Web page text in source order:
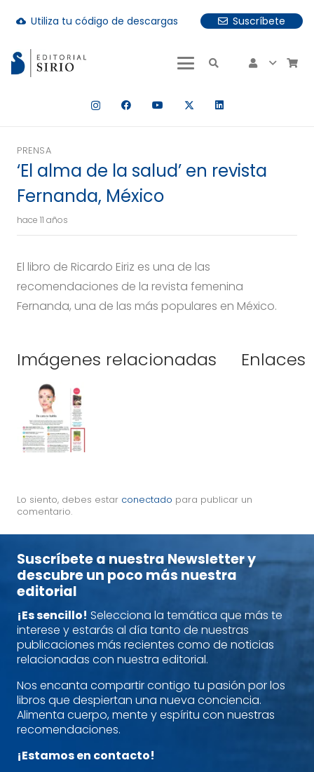
cloud_download Utiliza tu código de descargas
Suscríbete
hay resultados autocompletados, puedes utilizar las
PRENSA
‘El alma de la salud’ en revista
Fernanda, México
hace 11 años
El libro de Ricardo Eiriz es una de las
recomendaciones de la revista femenina
Fernanda, una de las más populares en México.
Imágenes relacionadas Enlaces
Lo siento, debes estar conectado para publicar un
comentario.
Suscríbete a nuestra Newsletter y
descubre un poco más nuestra
editorial
¡Es sencillo! Selecciona la temática que más te
interese y estarás al día tanto de nuestras
publicaciones más recientes como de noticias
relacionadas con nuestra editorial.
Nos encanta compartir contigo tu pasión por los
libros que despiertan una nueva conciencia.
Alimenta cuerpo, mente y espíritu con nuestras
recomendaciones.
¡Estamos en contacto!